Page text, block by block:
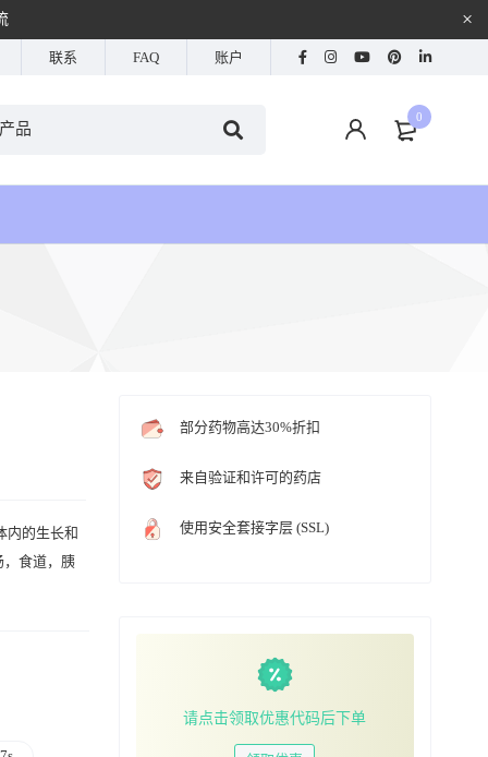
联系 FAQ 账户
0
内的生长和
，食道，胰
部分药物高达30%折扣
来自验证和许可的药店
使用安全套接字层 (SSL)
请点击领取优惠代码后下单